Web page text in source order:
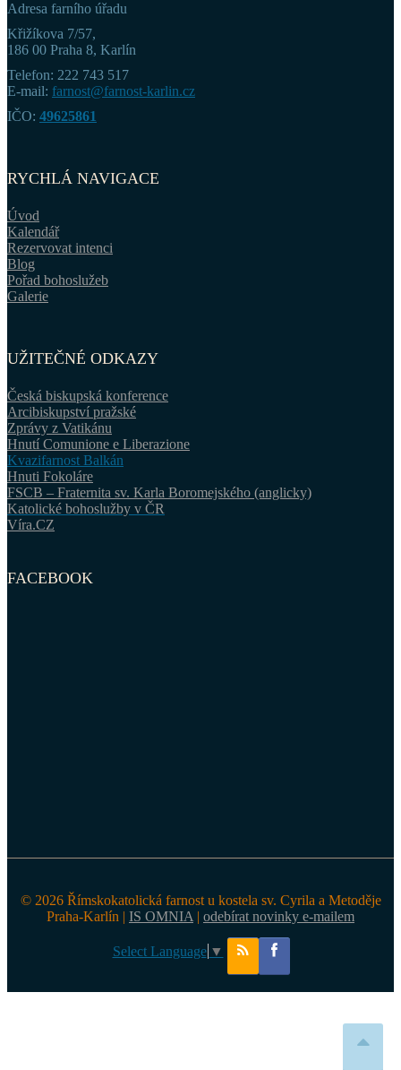
Adresa farního úřadu
Křižíkova 7/57,
186 00 Praha 8, Karlín
Telefon: 222 743 517
E-mail: farnost@farnost-karlin.cz
IČO: 49625861
RYCHLÁ NAVIGACE
Úvod
Kalendář
Rezervovat intenci
Blog
Pořad bohoslužeb
Galerie
UŽITEČNÉ ODKAZY
Česká biskupská konference
Arcibiskupství pražské
Zprávy z Vatikánu
Hnutí Comunione e Liberazione
Kvazifarnost Balkán
Hnuti Fokoláre
FSCB – Fraternita sv. Karla Boromejského (anglicky)
Katolické bohoslužby v ČR
Víra.CZ
FACEBOOK
© 2026 Římskokatolická farnost u kostela sv. Cyrila a Metoděje
Praha-Karlín | IS OMNIA | odebírat novinky e-mailem
Select Language ▼